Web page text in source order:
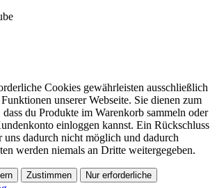
Cookies gewährleisten ausschließlich
unserer Webseite. Sie dienen zum
du Produkte im Warenkorb sammeln oder
einloggen kannst. Ein Rückschluss
uns dadurch nicht möglich und dadurch
werden niemals an Dritte weitergegeben.
Zustimmen Nur erforderliche